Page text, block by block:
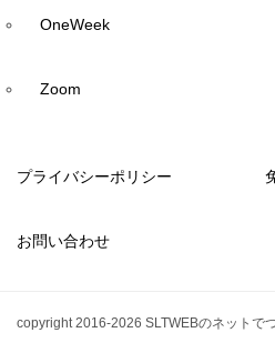
OneWeek
Zoom
プライバシーポリシー
お問い合わせ
copyright 2016-2026 SLTWEBのネットで